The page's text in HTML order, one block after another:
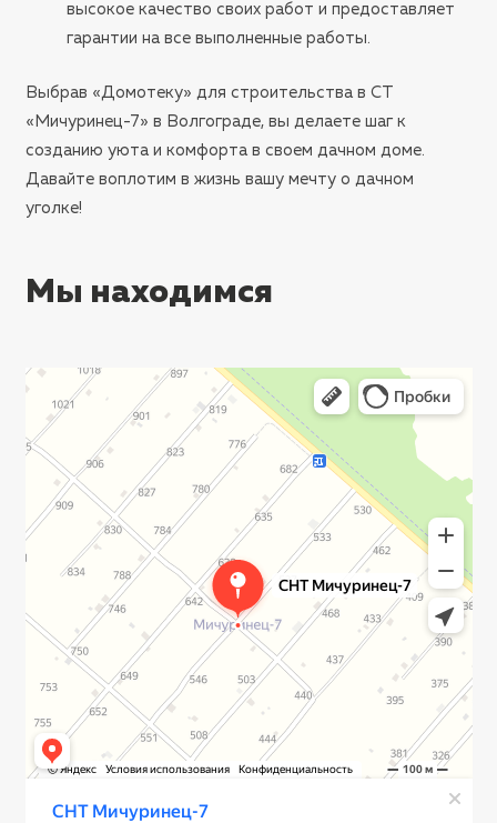
высокое качество своих работ и предоставляет
гарантии на все выполненные работы.
Выбрав «Домотеку» для строительства в СТ
«Мичуринец-7» в Волгограде, вы делаете шаг к
созданию уюта и комфорта в своем дачном доме.
Давайте воплотим в жизнь вашу мечту о дачном
уголке!
Мы находимся
Яндекс Карты
СНТ Мичуринец-7 — Яндекс Карты